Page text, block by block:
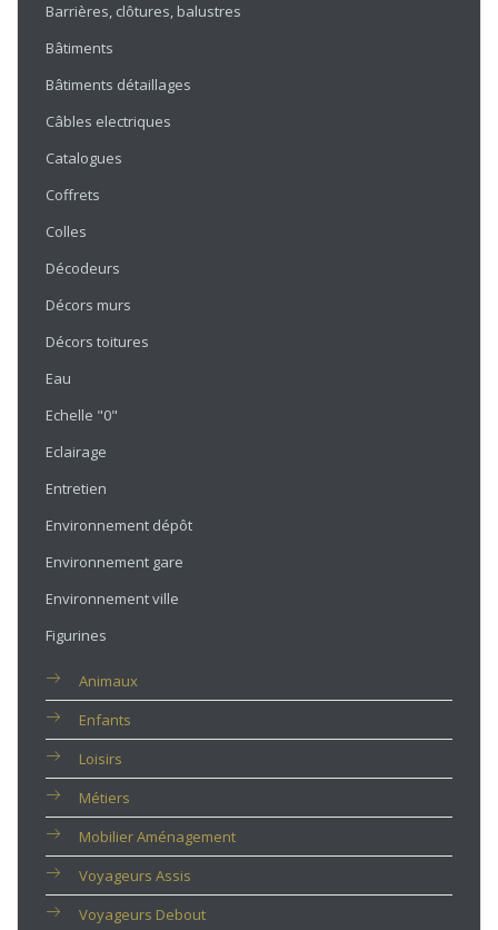
Barrières, clôtures, balustres
Bâtiments
Bâtiments détaillages
Câbles electriques
Catalogues
Coffrets
Colles
Décodeurs
Décors murs
Décors toitures
Eau
Echelle "0"
Eclairage
Entretien
Environnement dépôt
Environnement gare
Environnement ville
Figurines
Animaux
Enfants
Loisirs
Métiers
Mobilier Aménagement
Voyageurs Assis
Voyageurs Debout